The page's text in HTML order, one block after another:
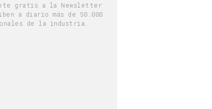
gratis a la Newsletter
a diario más de 50.000
de la industria.